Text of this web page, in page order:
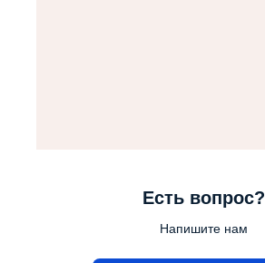
Есть вопрос?
Напишите нам